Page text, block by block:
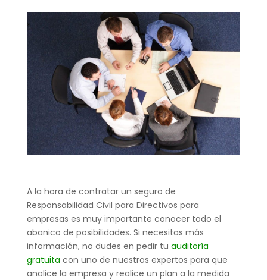
A la hora de contratar un seguro de
Responsabilidad Civil para Directivos para
empresas es muy importante conocer todo el
abanico de posibilidades. Si necesitas más
información, no dudes en pedir tu auditoría
gratuita con uno de nuestros expertos para que
analice la empresa y realice un plan a la medida